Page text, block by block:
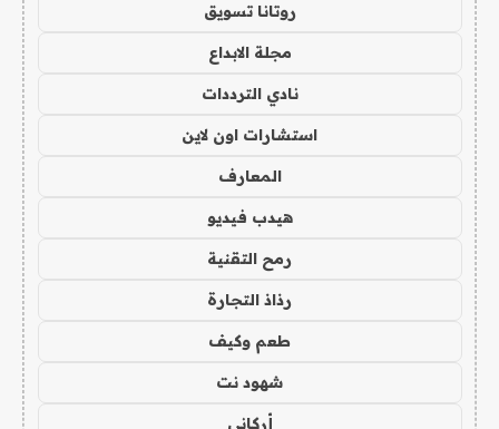
روتانا تسويق
مجلة الابداع
نادي الترددات
استشارات اون لاين
المعارف
هيدب فيديو
رمح التقنية
رذاذ التجارة
طعم وكيف
شهود نت
أركاني